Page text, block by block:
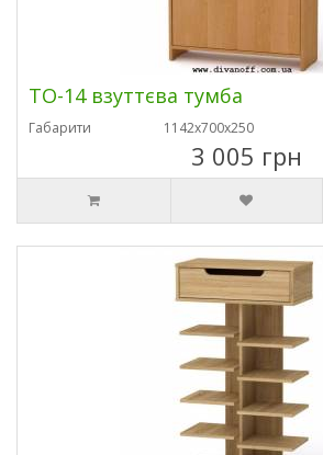
ТО-14 взуттєва тумба
Габарити 1142х700х250
3 005 грн